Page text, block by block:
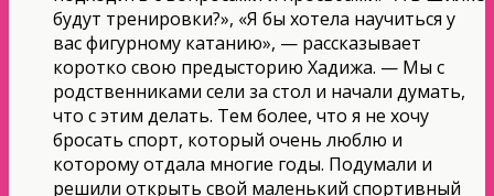
будут тренировки?», «Я бы хотела научиться у
вас фигурному катанию», — рассказывает
коротко свою предысторию Хадижа. — Мы с
родственниками сели за стол и начали думать,
что с этим делать. Тем более, что я не хочу
бросать спорт, который очень люблю и
которому отдала многие годы. Подумали и
решили открыть свой маленький спортивный